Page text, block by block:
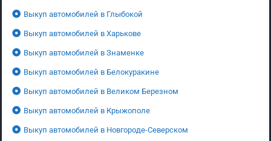
Выкуп автомобилей в Глыбокой
Выкуп автомобилей в Харькове
Выкуп автомобилей в Знаменке
Выкуп автомобилей в Белокуракине
Выкуп автомобилей в Великом Березном
Выкуп автомобилей в Крыжополе
Выкуп автомобилей в Новгороде-Северском